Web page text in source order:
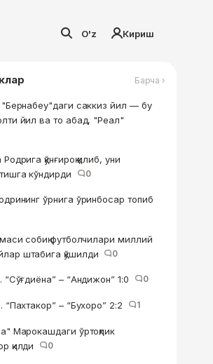
O'z Кириш
Барча ›
"Бернабеу"даги саккиз йил — бу
йил ва то абад, "Реал"
қўнғироқ қилиб, уни
кўндирди
0
ўрнига ўринбосар топиб
собиқ футболчилари миллий
штабига қўшилди
0
“Сўғдиёна” – “Андижон” 1:0 0
“Пахтакор” – “Бухоро” 2:2 1
Марокашдаги ўртоқлик
қилди
0